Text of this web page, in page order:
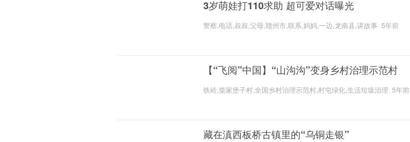
3岁萌娃打110求助 超可爱对话曝光
警察,电话,叔叔,父母,赣州市,联系,妈妈,一边,龙南县,讲故事 5年前
【“飞阅”中国】“山沟沟”变身乡村治理示范村
铁岭,柴家堡子村,全国乡村治理示范村,村屯绿化,生活垃圾治理 5年前
藏在滇西板桥古镇里的“乌铜走银”